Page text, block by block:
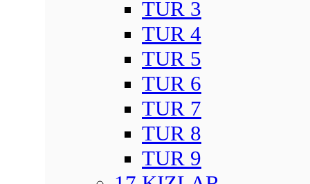
TUR 3
TUR 4
TUR 5
TUR 6
TUR 7
TUR 8
TUR 9